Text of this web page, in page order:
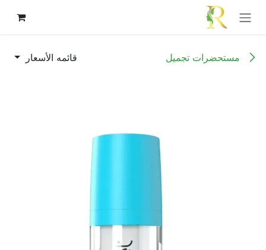
تخطي للذهاب إلى المحتوى
مستحضرات تجميل قائمه الأسعار